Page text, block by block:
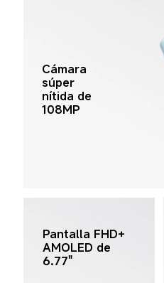
Cámara
súper
nítida de
108MP
Pantalla FHD+
AMOLED de
6.77"